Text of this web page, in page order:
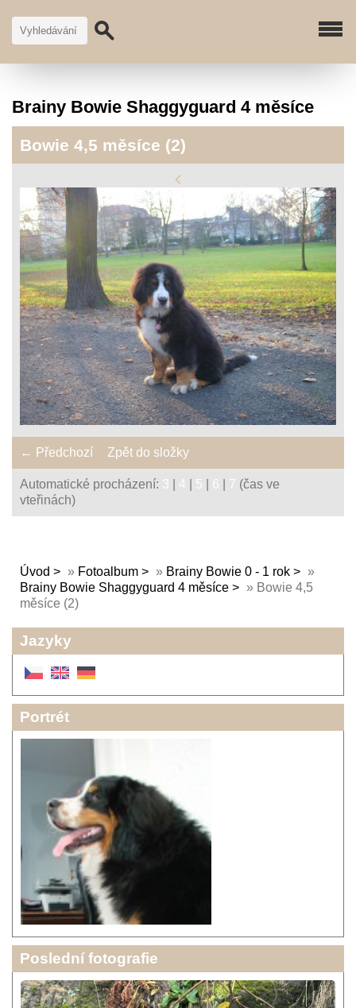
Brainy Bowie Shaggyguard 4 měsíce
Bowie 4,5 měsíce (2)
← Předchozí Zpět do složky
Automatické procházení: 3 4 5 6 7 (čas ve
vteřinách)
Úvod » Fotoalbum » Brainy Bowie 0 - 1 rok
»
Brainy Bowie Shaggyguard 4 měsíce
» Bowie 4,5
měsíce (2)
Jazyky
Portrét
Poslední fotografie